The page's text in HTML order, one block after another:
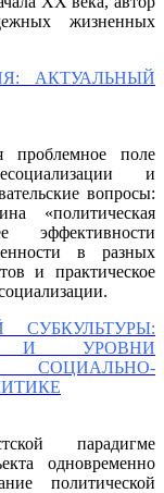
жизненных
АКТУАЛЬНЫЙ
проблемное поле
и
вопросы:
«политическая
эффективности
в разных
и практическое
СУБКУЛЬТУРЫ:
И УРОВНИ
парадигме
одновременно
политической